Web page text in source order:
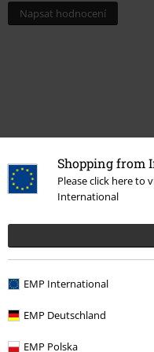
Shopping from
Please click here to
International
EMP International
EMP Deutschland
EMP Polska
Napsat hodnocení
More categories. More
Oblečení & doplňky
Filmy & seriály Filmy & seriály
Zábava
Výprodej % Šperky